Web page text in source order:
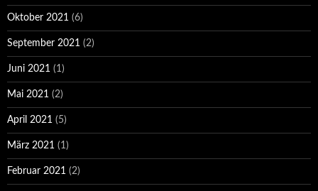
Oktober 2021 (6)
September 2021 (2)
Juni 2021 (1)
Mai 2021 (2)
April 2021 (5)
März 2021 (1)
Februar 2021 (2)